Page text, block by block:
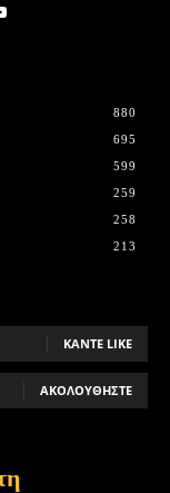
880
695
599
259
258
213
ΚΆΝΤΕ LIKE
ΑΚΟΛΟΥΘΉΣΤΕ